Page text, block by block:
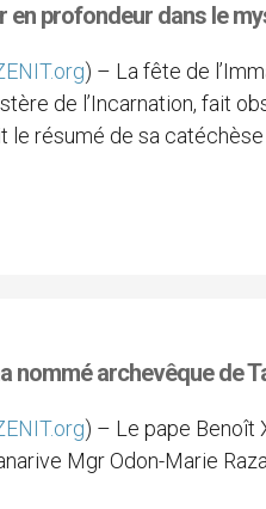
en profondeur dans le
) – La fête de
de l’Incarnation, fait
le résumé de sa
nommé archevêque de
) – Le pape Benoît
Mgr Odon-Marie